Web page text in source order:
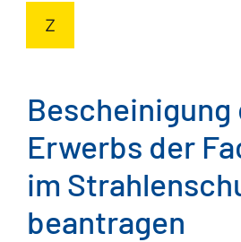
Z
Bescheinigung
Erwerbs der
im
beantragen